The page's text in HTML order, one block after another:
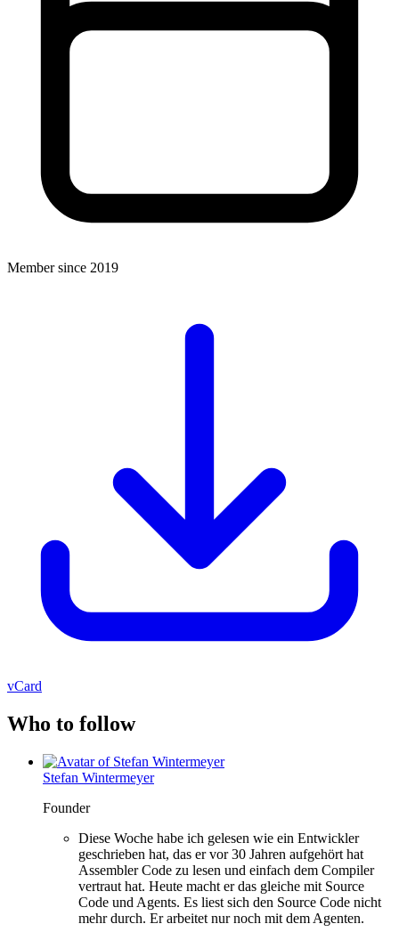
Member since 2019
vCard
Who to follow
Stefan Wintermeyer
Founder
Diese Woche habe ich gelesen wie ein Entwickler
geschrieben hat, das er vor 30 Jahren aufgehört hat
Assembler Code zu lesen und einfach dem Compiler
vertraut hat. Heute macht er das gleiche mit Source
Code und Agents. Es liest sich den Source Code nicht
mehr durch. Er arbeitet nur noch mit dem Agenten.